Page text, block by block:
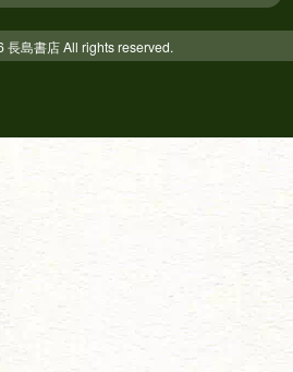
島書店 All rights reserved.